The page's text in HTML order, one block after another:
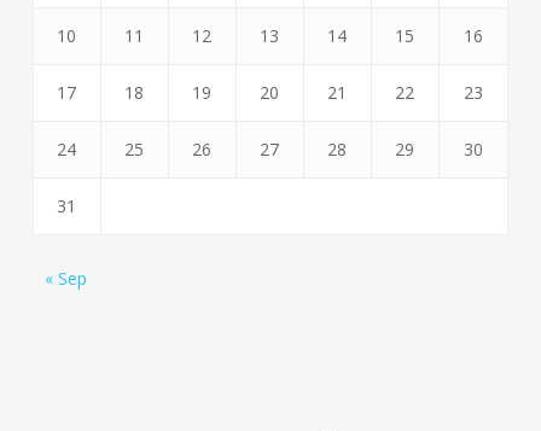
10 11 12 13 14 15 16
17 18 19 20 21 22 23
24 25 26 27 28 29 30
31
« Sep